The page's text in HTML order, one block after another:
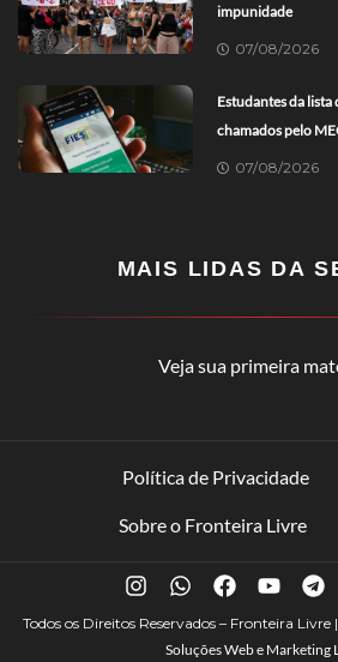
impunidade
07/08/2026
Estudantes da lista
chamados pelo
07/08/2026
MAIS LIDAS DA
Veja sua primeira
Política de Privacidade
Sobre o Fronteira Livre
Todos os Direitos Reservados – Fronteira Livre
Soluções Web e Marketing